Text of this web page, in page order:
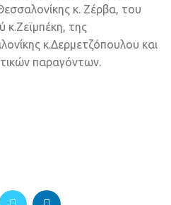
κ. Ζέρβα, του
κ.Ζεϊμπέκη, της
κ.Δερμετζόπουλου και
παραγόντων.